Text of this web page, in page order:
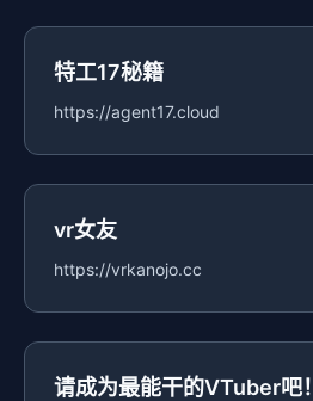
特工17秘籍
https://agent17.cloud
vr女友
https://vrkanojo.cc
请成为最能干的VTuber吧！